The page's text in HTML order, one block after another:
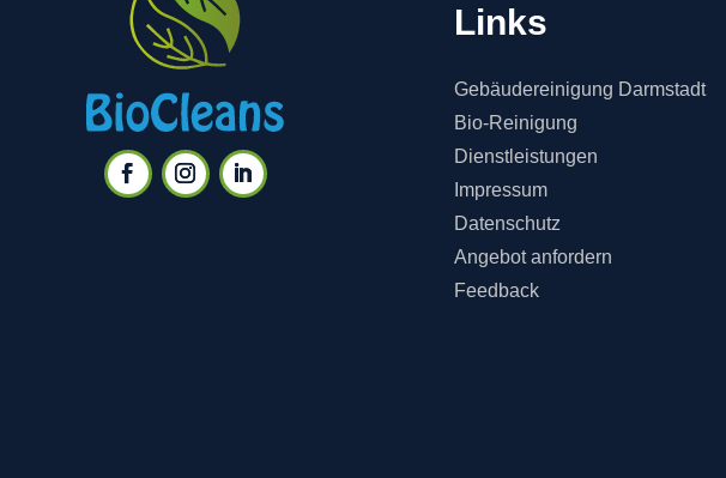
Links
Gebäudereinigung Darmstadt
Bio-Reinigung
Dienstleistungen
Impressum
Datenschutz
Angebot anfordern
Feedback